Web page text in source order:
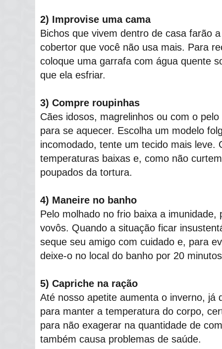
2) Improvise uma cama
Bichos que vivem dentro de casa farão
cobertor que você não usa mais. Para
coloque uma garrafa com água quente
que ela esfriar.
3) Compre roupinhas
Cães idosos, magrelinhos ou com o
para se aquecer. Escolha um modelo
incomodado, tente um tecido mais leve.
temperaturas baixas e, como não
poupados da tortura.
4) Maneire no banho
Pelo molhado no frio baixa a imunidade,
vovôs. Quando a situação ficar
seque seu amigo com cuidado e, para
deixe-o no local do banho por 20
5) Capriche na ração
Até nosso apetite aumenta o inverno, já
para manter a temperatura do corpo,
para não exagerar na quantidade de
também causa problemas de saúde.